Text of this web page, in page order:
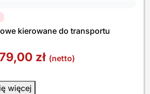
kierowane do transportu
zł (netto)
więcej